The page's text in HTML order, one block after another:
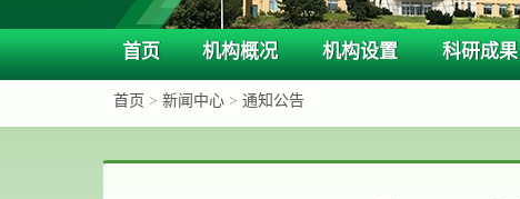
首页 机构概况 机构设置 科研成果
首页 > 新闻中心 > 通知公告